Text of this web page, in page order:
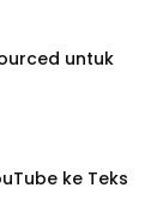
untuk
ke Teks